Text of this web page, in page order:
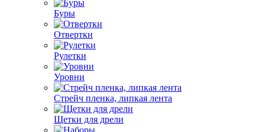
Буры
Отвертки
Рулетки
Уровни
Стрейч пленка, липкая лента
Щетки для дрели